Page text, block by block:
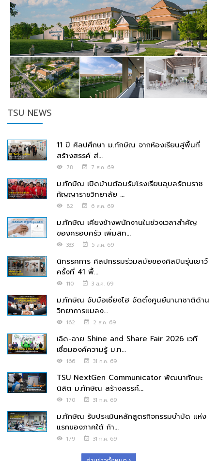
TSU NEWS
11 ปี ศิลปศึกษา ม.ทักษิณ จากห้องเรียนสู่พื้นที่
สร้างสรรค์ ส่...
78 7 ส.ค. 69
ม.ทักษิณ เปิดบ้านต้อนรับโรงเรียนอุบลรัตนราช
กัญญาราชวิทยาลัย ...
82 6 ส.ค. 69
ม.ทักษิณ เคียงข้างพนักงานในช่วงเวลาสำคัญ
ของครอบครัว เพิ่มสิท...
333 5 ส.ค. 69
นิทรรศการ ศิลปกรรมร่วมสมัยของศิลปินรุ่นเยาว์
ครั้งที่ 41 พื้...
110 3 ส.ค. 69
ม.ทักษิณ จับมือเซี่ยงไฮ จัดตั้งศูนย์นานาชาติด้าน
วิทยาการแมลง...
162 2 ส.ค. 69
เฉิด-ฉาย Shine and Share Fair 2026 เวที
เชื่อมองค์ความรู้ ม.ท...
166 31 ก.ค. 69
TSU NextGen Communicator พัฒนาทักษะ
นิสิต ม.ทักษิณ สร้างสรรค์...
170 31 ก.ค. 69
ม.ทักษิณ รับประเมินหลักสูตรกิจกรรมบำบัด แห่ง
แรกของภาคใต้ ก้า...
179 31 ก.ค. 69